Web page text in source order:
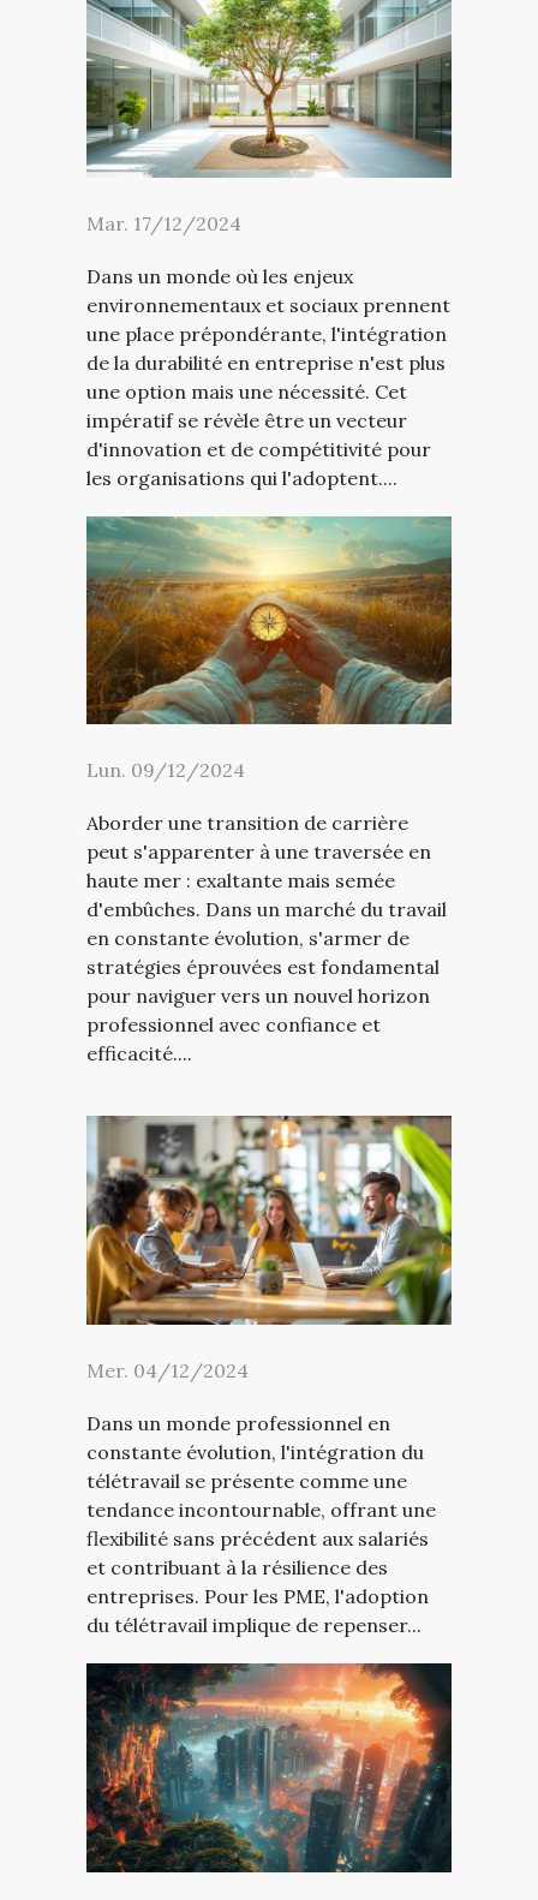
Mar. 17/12/2024
Dans un monde où les enjeux
environnementaux et sociaux prennent
une place prépondérante, l'intégration
de la durabilité en entreprise n'est plus
une option mais une nécessité. Cet
impératif se révèle être un vecteur
d'innovation et de compétitivité pour
les organisations qui l'adoptent....
Lun. 09/12/2024
Aborder une transition de carrière
peut s'apparenter à une traversée en
haute mer : exaltante mais semée
d'embûches. Dans un marché du travail
en constante évolution, s'armer de
stratégies éprouvées est fondamental
pour naviguer vers un nouvel horizon
professionnel avec confiance et
efficacité....
Mer. 04/12/2024
Dans un monde professionnel en
constante évolution, l'intégration du
télétravail se présente comme une
tendance incontournable, offrant une
flexibilité sans précédent aux salariés
et contribuant à la résilience des
entreprises. Pour les PME, l'adoption
du télétravail implique de repenser...